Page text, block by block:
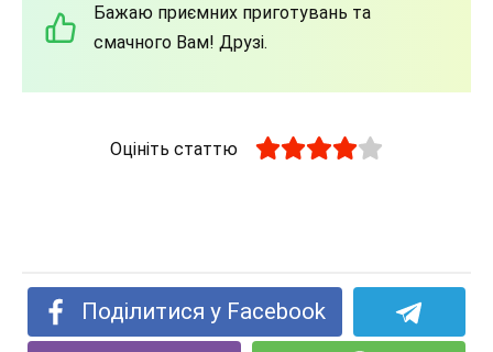
Бажаю приємних приготувань та
смачного Вам! Друзі.
Оцініть статтю
Поділитися у Facebook